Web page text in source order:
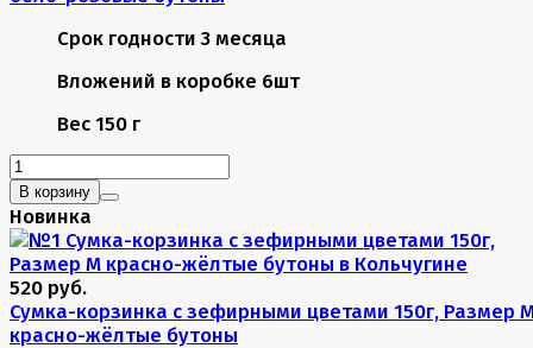
Срок годности 3 месяца
Вложений в коробке 6шт
Вес 150 г
В корзину
Новинка
520 руб.
Сумка-корзинка с зефирными цветами 150г, Размер
красно-жёлтые бутоны